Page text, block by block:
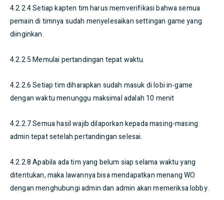
4.2.2.4 Setiap kapten tim harus memverifikasi bahwa semua
pemain di timnya sudah menyelesaikan settingan game yang
diinginkan.
4.2.2.5 Memulai pertandingan tepat waktu.
4.2.2.6 Setiap tim diharapkan sudah masuk di lobi in-game
dengan waktu menunggu maksimal adalah 10 menit
4.2.2.7 Semua hasil wajib dilaporkan kepada masing-masing
admin tepat setelah pertandingan selesai.
4.2.2.8 Apabila ada tim yang belum siap selama waktu yang
ditentukan, maka lawannya bisa mendapatkan menang WO
dengan menghubungi admin dan admin akan memeriksa lobby.